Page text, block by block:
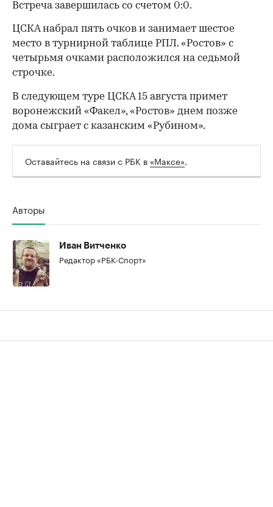
Встреча завершилась со счетом 0:0.
ЦСКА набрал пять очков и занимает шестое
место в турнирной таблице РПЛ. «Ростов» с
четырьмя очками расположился на седьмой
строчке.
В следующем туре ЦСКА 15 августа примет
воронежский «Факел», «Ростов» днем позже
дома сыграет с казанским «Рубином».
Оставайтесь на связи с РБК в «Максе».
Авторы
Иван Витченко
Редактор «РБК-Спорт»